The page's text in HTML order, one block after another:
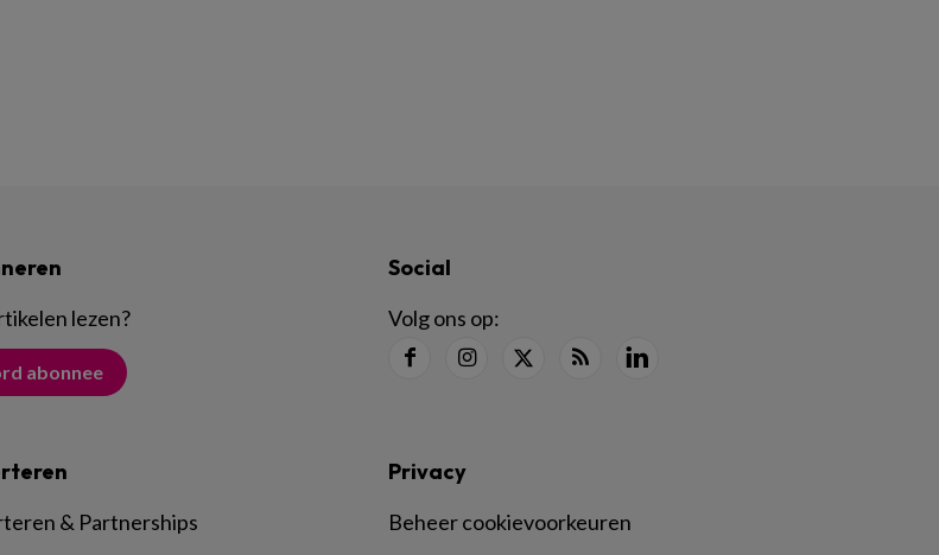
lezen?
abonnee
Social
Volg ons op:
& Partnerships
Privacy
Beheer cookievoorkeuren